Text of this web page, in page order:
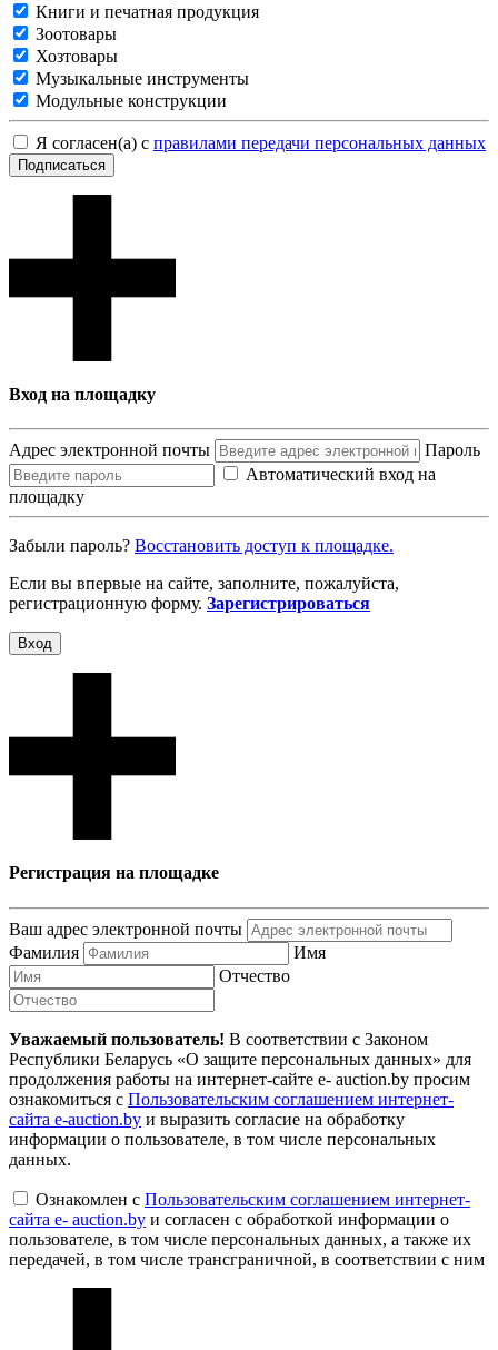
Книги и печатная продукция
Зоотовары
Хозтовары
Музыкальные инструменты
Модульные конструкции
Я согласен(а) с правилами передачи персональных данных
Подписаться
Вход на площадку
Адрес электронной почты
Пароль
Автоматический вход на
площадку
Забыли пароль? Восcтановить доступ к площадке.
Если вы впервые на сайте, заполните, пожалуйста,
регистрационную форму. Зарегистрироваться
Вход
Регистрация на площадке
Ваш адрес электронной почты
Фамилия
Имя
Отчество
Уважаемый пользователь! В соответствии с Законом
Республики Беларусь «О защите персональных данных» для
продолжения работы на интернет-сайте e- auction.by просим
ознакомиться с Пользовательским соглашением интернет-
сайта e-auction.by и выразить согласие на обработку
информации о пользователе, в том числе персональных
данных.
Ознакомлен с Пользовательским соглашением интернет-
сайта e- auction.by и согласен с обработкой информации о
пользователе, в том числе персональных данных, а также их
передачей, в том числе трансграничной, в соответствии с ним